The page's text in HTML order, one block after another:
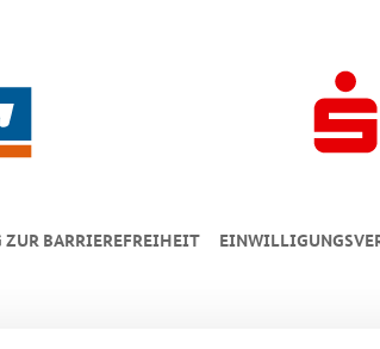
ZUR BARRIEREFREIHEIT